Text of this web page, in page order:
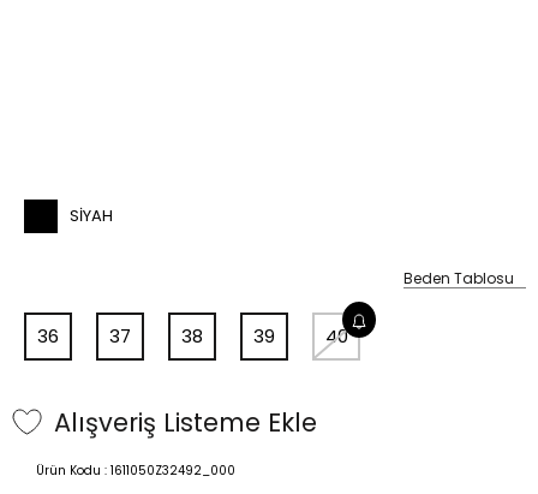
SIYAH
Beden Tablosu
36 37 38 39 40
Alışveriş Listeme Ekle
Ürün Kodu : 1611050Z32492_000